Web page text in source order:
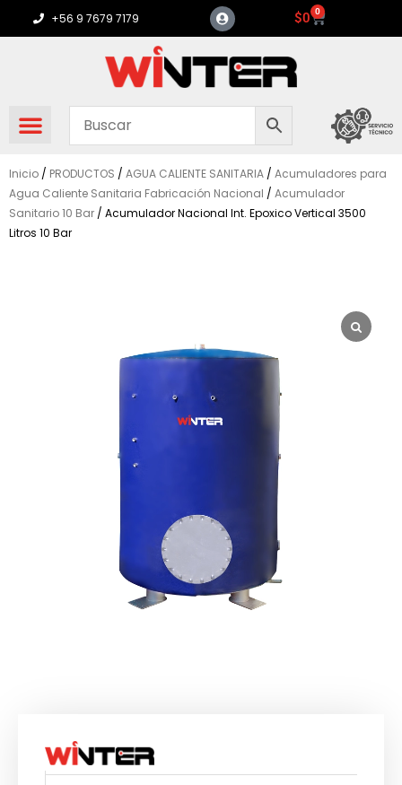
+56 9 7679 7179 $0 0
Carrito
Inicio / PRODUCTOS / AGUA CALIENTE SANITARIA / Acumuladores para
Agua Caliente Sanitaria Fabricación Nacional / Acumulador
Sanitario 10 Bar / Acumulador Nacional Int. Epoxico Vertical 3500
Litros 10 Bar